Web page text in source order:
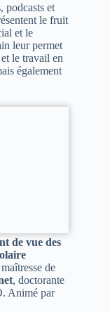
podcasts et
le fruit
et le
leur permet
le travail en
également
de vue des
de
, doctorante
Animé par